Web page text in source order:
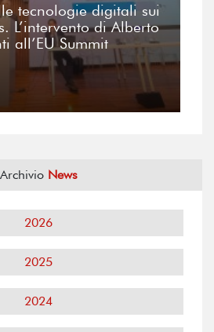
tecnologie digitali sui
L’intervento di Alberto
all’EU Summit
Archivio News
2026
2025
2024